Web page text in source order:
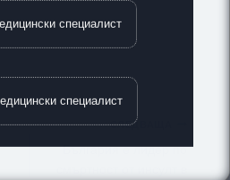
СЛЕДВАЩА
България е лидер по
специалист
специалист